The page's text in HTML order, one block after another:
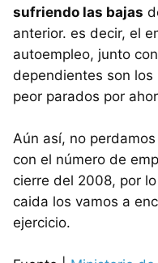
sufriendo las bajas
anterior. es decir, el
autoempleo, junto
dependientes son
peor parados por
Aún así, no
con el número de
cierre del 2008, por
caida los vamos a
ejercicio.